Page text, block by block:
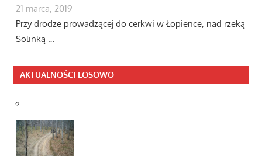
21 marca, 2019
Przy drodze prowadzącej do cerkwi w Łopience, nad rzeką
Solinką …
AKTUALNOŚCI LOSOWO